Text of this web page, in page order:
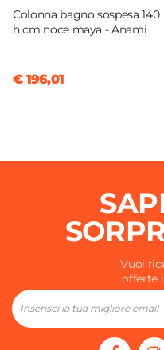
Colonna bagno sospesa 140
h cm noce maya - Anami
€ 196,01
Vuoi
offerte